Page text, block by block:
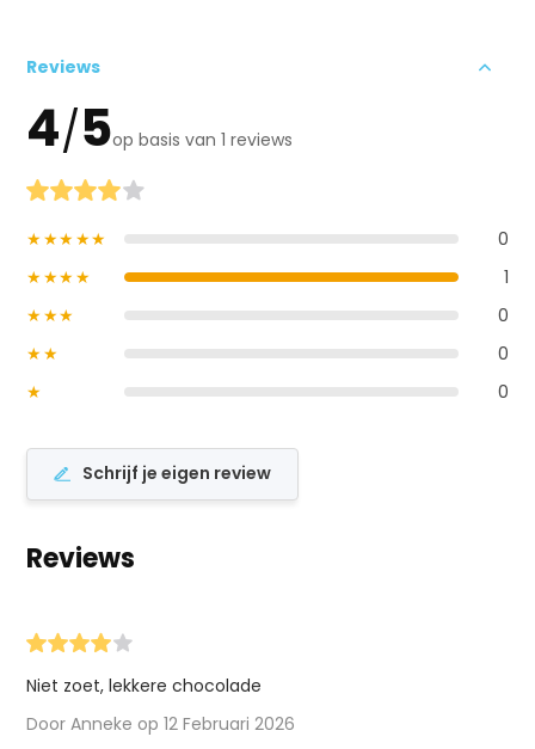
Reviews
4/5op basis van 1 reviews
★★★★★
0
★★★★
1
★★★
0
★★
0
★
0
Schrijf je eigen review
Reviews
Niet zoet, lekkere chocolade
Door Anneke op 12 Februari 2026